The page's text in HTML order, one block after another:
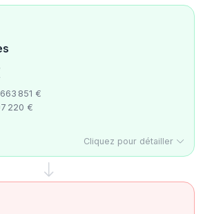
851 €
220 €
Cliquez pour détailler